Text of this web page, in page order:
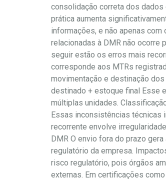
consolidação correta dos
prática aumenta
informações, e não apenas
relacionadas à DMR não ocorre
seguir estão os erros mais
corresponde aos MTRs
movimentação e destinação
destinado + estoque final Esse
múltiplas unidades.
Essas inconsistências técnicas
recorrente envolve
DMR O envio fora do prazo
regulatório da empresa.
risco regulatório, pois órgãos
externas. Em certificações